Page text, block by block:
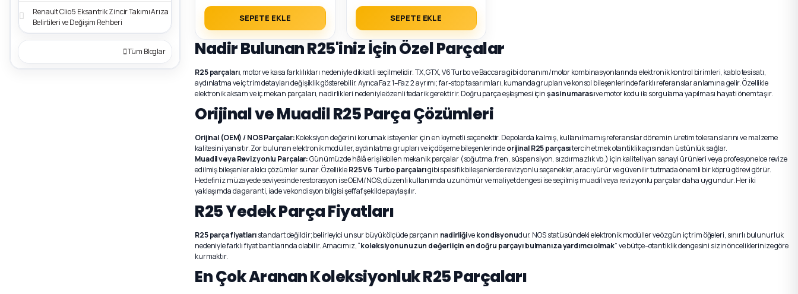
Renault Clio 5 Eksantrik Zincir Takımı Arıza
Belirtileri ve Değişim Rehberi
Tüm Bloglar
SEPETE EKLE SEPETE EKLE
Nadir Bulunan R25'iniz İçin Özel Parçalar
R25 parçaları, motor ve kasa farklılıkları nedeniyle dikkatli seçilmelidir. TX, GTX, V6 Turbo ve Baccara gibi donanım/motor kombinasyonlarında elektronik kontrol birimleri, kablo tesisatı,
aydınlatma ve iç trim detayları değişiklik gösterebilir. Ayrıca Faz 1–Faz 2 ayrımı; far-stop tasarımları, kumanda grupları ve konsol bileşenlerinde farklı referanslar anlamına gelir. Özellikle
elektronik aksam ve iç mekan parçaları, nadirlikleri nedeniyle özenli tedarik gerektirir. Doğru parça eşleşmesi içinşasi numarasıve motor kodu ile sorgulama yapılması hayati önem taşır.
Orijinal ve Muadil R25 Parça Çözümleri
Orijinal (OEM) / NOS Parçalar:Koleksiyon değerini korumak isteyenler için en kıymetli seçenektir. Depolarda kalmış, kullanılmamış referanslar dönemin üretim toleranslarını ve malzeme
kalitesini yansıtır. Zor bulunan elektronik modüller, aydınlatma grupları ve iç döşeme bileşenlerindeorijinal R25 parçasıtercih etmek otantiklik açısından üstünlük sağlar.
Muadil veya Revizyonlu Parçalar:Günümüzde hâlâ erişilebilen mekanik parçalar (soğutma, fren, süspansiyon, sızdırmazlık vb.) için kaliteli yan sanayi ürünleri veya profesyonelce revize
edilmiş bileşenler akılcı çözümler sunar. ÖzellikleR25 V6 Turbo parçalarıgibi spesifik bileşenlerde revizyonlu seçenekler, aracı yürür ve güvenilir tutmada önemli bir köprü görevi görür.
Hedefiniz müzayede seviyesinde restorasyon ise OEM/NOS; düzenli kullanımda uzun ömür ve maliyet dengesi ise seçilmiş muadil veya revizyonlu parçalar daha uygundur. Her iki
yaklaşımda da garanti, iade ve kondisyon bilgisi şeffaf şekilde paylaşılır.
R25 Yedek Parça Fiyatları
R25 parça fiyatlarıstandart değildir; belirleyici unsur büyük ölçüde parçanın nadirliğivekondisyonudur. NOS statüsündeki elektronik modüller ve özgün iç trim öğeleri, sınırlı bulunurluk
nedeniyle farklı fiyat bantlarında olabilir. Amacımız, “koleksiyonunuzun değeri için en doğru parçayı bulmanıza yardımcı olmak” ve bütçe–otantiklik dengesini sizin önceliklerinize göre
kurmaktır.
En Çok Aranan Koleksiyonluk R25 Parçaları